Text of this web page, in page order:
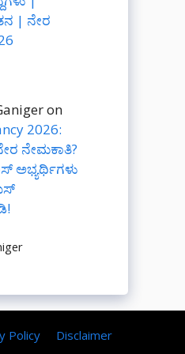
| ನೇರ
on
2026:
ನೇಮಕಾತಿ?
ಅಭ್ಯರ್ಥಿಗಳು
Policy Disclaimer